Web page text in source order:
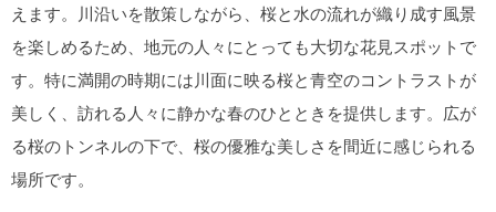
えます。川沿いを散策しながら、桜と水の流れが織り成す風景
を楽しめるため、地元の人々にとっても大切な花見スポットで
す。特に満開の時期には川面に映る桜と青空のコントラストが
美しく、訪れる人々に静かな春のひとときを提供します。広が
る桜のトンネルの下で、桜の優雅な美しさを間近に感じられる
場所です。